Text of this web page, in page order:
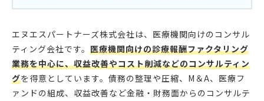
エヌエスパートナーズ株式会社は、医療機関向けのコンサル
ティング会社です。 医療機関向けの診療報酬ファクタリング
業務を中心に、収益改善やコスト削減などのコンサルティン
グを得意としています。債務の整理や圧縮、M＆A、医療フ
ァンドの組成、収益改善など金融・財務面からのコンサルテ